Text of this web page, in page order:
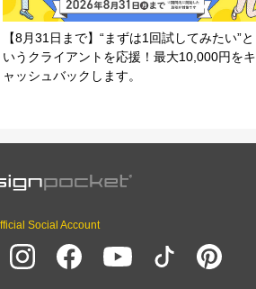
【8月31日まで】“まずは1回試してみたい”と
いうクライアントを応援！最大10,000円をキ
ャッシュバックします。
Social Account